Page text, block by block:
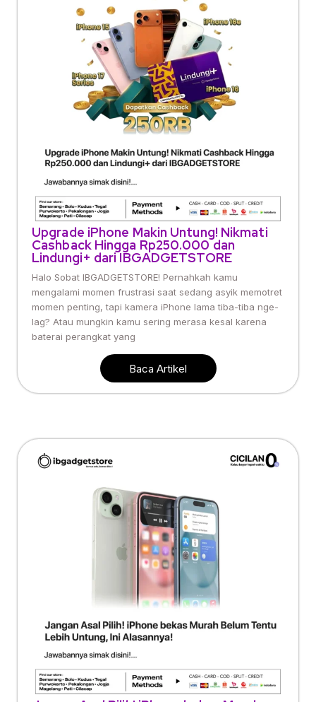
Upgrade iPhone Makin Untung! Nikmati
Cashback Hingga Rp250.000 dan
Lindungi+ dari IBGADGETSTORE
Halo Sobat IBGADGETSTORE! Pernahkah kamu
mengalami momen frustrasi saat sedang asyik memotret
momen penting, tapi kamera iPhone lama tiba-tiba nge-
lag? Atau mungkin kamu sering merasa kesal karena
baterai perangkat yang
Baca Artikel